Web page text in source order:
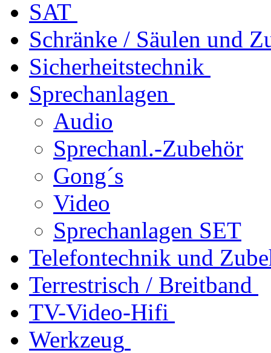
SAT
Schränke / Säulen und
Sicherheitstechnik
Sprechanlagen
Audio
Sprechanl.-Zubehör
Gong´s
Video
Sprechanlagen SET
Telefontechnik und
Terrestrisch / Breitband
TV-Video-Hifi
Werkzeug